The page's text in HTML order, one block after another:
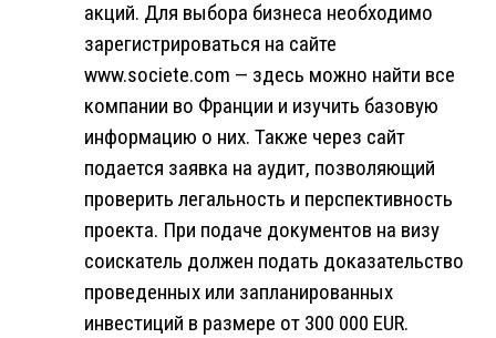
акций. Для выбора бизнеса необходимо
зарегистрироваться на сайте
www.societe.com — здесь можно найти все
компании во Франции и изучить базовую
информацию о них. Также через сайт
подается заявка на аудит, позволяющий
проверить легальность и перспективность
проекта. При подаче документов на визу
соискатель должен подать доказательство
проведенных или запланированных
инвестиций в размере от 300 000 EUR.